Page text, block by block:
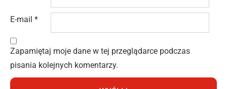
E-mail *
Zapamiętaj moje dane w tej przeglądarce podczas
pisania kolejnych komentarzy.